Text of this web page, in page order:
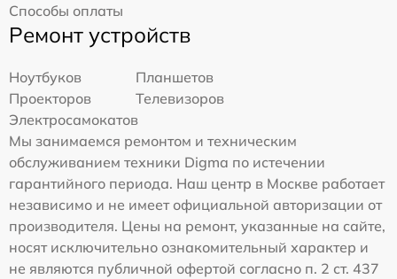
Способы оплаты
Ремонт устройств
Ноутбуков
Планшетов
Проекторов
Телевизоров
Электросамокатов
Мы занимаемся ремонтом и техническим
обслуживанием техники Digma по истечении
гарантийного периода. Наш центр в Москве работает
независимо и не имеет официальной авторизации от
производителя. Цены на ремонт, указанные на сайте,
носят исключительно ознакомительный характер и
не являются публичной офертой согласно п. 2 ст. 437